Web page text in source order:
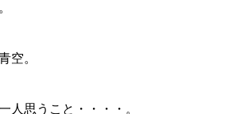
空。
人思うこと・・・・。